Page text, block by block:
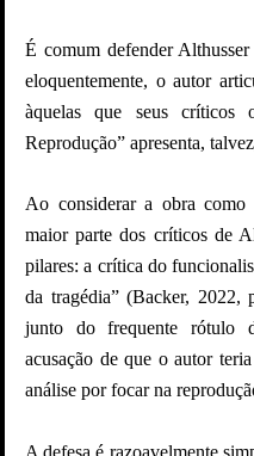
É comum defender
eloquentemente, o autor
àquelas que seus críticos
Reprodução” apresenta,
Ao considerar a obra como
maior parte dos críticos de
pilares: a crítica do
da tragédia” (Backer, 2022,
junto do frequente rótulo
acusação de que o autor
análise por focar na
A defesa é razoavelmente